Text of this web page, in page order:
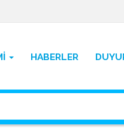
HABERLER